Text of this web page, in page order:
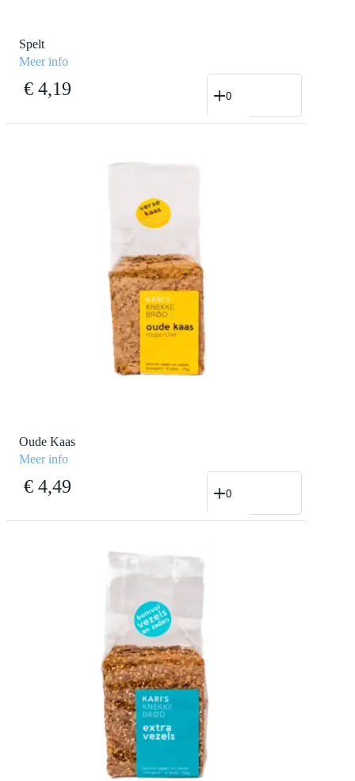
Spelt
Meer info
€4,19
Spelt
aantal
Oude Kaas
Meer info
€4,49
Oude
Kaas